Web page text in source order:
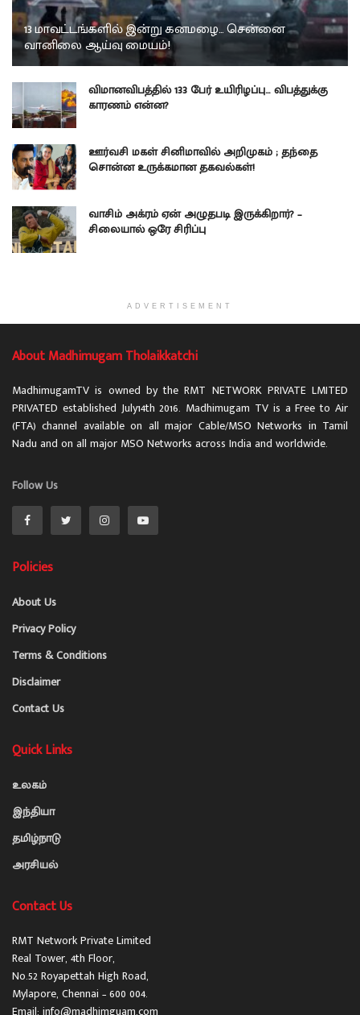
13 மாவட்டங்களில் இன்று கனமழை… சென்னை
வானிலை ஆய்வு மையம்!
விமானவிபத்தில் 133 பேர் உயிரிழப்பு… விபத்துக்கு
காரணம் என்ன?
ஊர்வசி மகள் சினிமாவில் அறிமுகம் ; தந்தை
சொன்ன உருக்கமான தகவல்கள்!
வாசிம் அக்ரம் ஏன் அழுதபடி இருக்கிறார்? –
சிலையால் ஒரே சிரிப்பு
ADVERTISEMENT
About Madhimugam Tholaikkatchi
MadhimugamTV is owned by the RMT NETWORK PRIVATE LMITED
PRIVATED established July14th 2016. Madhimugam TV is a Free to Air
(FTA) channel available on all major Cable/MSO Networks in Tamil
Nadu and on all major MSO Networks across India and worldwide.
Follow Us
Policies
About Us
Privacy Policy
Terms & Conditions
Disclaimer
Contact Us
Quick Links
உலகம்
இந்தியா
தமிழ்நாடு
அரசியல்
Contact Us
RMT Network Private Limited
Real Tower, 4th Floor,
No.52 Royapettah High Road,
Mylapore, Chennai – 600 004.
Email: info@madhimguam.com